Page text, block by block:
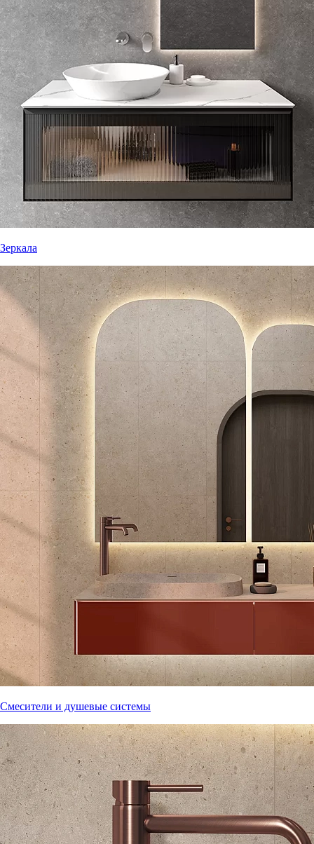
Зеркала
Смесители и душевые системы